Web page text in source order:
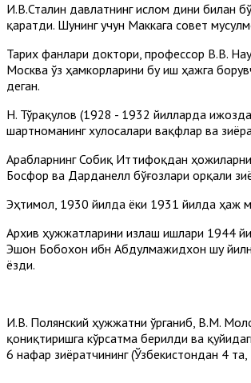
И.В.Сталин давлатнинг ислом дини билан
қаратди. Шунинг учун Маккага совет
Тарих фанлари доктори, профессор В.В.
Москва ўз ҳамкорларини бу иш ҳажга
деган.
Н. Тўрақулов (1928 - 1932 йилларда
шартноманинг хулосалари вақфлар ва
Арабларнинг Собиқ Иттифоқдан
Босфор ва Дарданелл бўғозлари орқали
Эҳтимол, 1930 йилда ёки 1931 йилда ҳаж
Архив ҳужжатларини излаш ишлари 1944
Эшон Бобохон ибн Абдулмажидхон шу
ёзди.
И.В. Полянский ҳужжатни ўрганиб, В.М.
қониқтиришга кўрсатма берилди ва
6 нафар зиёратчининг (Ўзбекистондан 4